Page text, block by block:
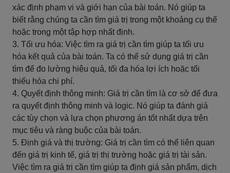
xác định phạm vi và giới hạn của bài toán. Nó giúp ta
biết rằng chúng ta cần tìm giá trị trong một khoảng cụ thể
hoặc trong một tập hợp nhất định.
3. Tối ưu hóa: Việc tìm ra giá trị cần tìm giúp ta tối ưu
hóa kết quả của bài toán. Ta có thể sử dụng giá trị cần
tìm để đo lường hiệu quả, tối đa hóa lợi ích hoặc tối
thiểu hóa chi phí.
4. Quyết định thông minh: Giá trị cần tìm là cơ sở để đưa
ra quyết định thông minh và logic. Nó giúp ta đánh giá
các tùy chọn và lựa chọn phương án tốt nhất dựa trên
mục tiêu và ràng buộc của bài toán.
5. Định giá và thị trường: Giá trị cần tìm có thể liên quan
đến giá trị kinh tế, giá trị thị trường hoặc giá trị tài sản.
Việc tìm ra giá trị cần tìm giúp ta định giá sản phẩm, dịch